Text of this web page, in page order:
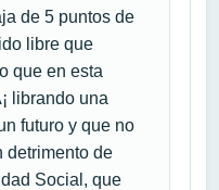
de 5 puntos de
libre que
que en esta
librando una
futuro y que no
detrimento de
Social, que